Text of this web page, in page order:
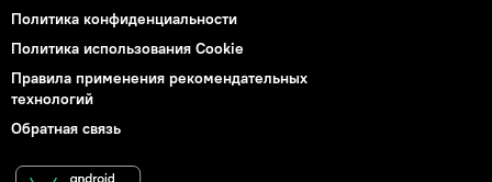
Политика конфиденциальности
Политика использования Cookie
Правила применения рекомендательных
технологий
Обратная связь